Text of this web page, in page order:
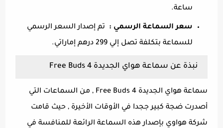
ساعة.
سعر السماعة الرسمي :
تم إصدار السعر الرسمي
للسماعة بتكلفة تصل إلي 299 درهم إماراتي.
نبذة عن سماعة هواي الجديدة Free Buds 4
سماعة هواي الجديدة Free Buds 4 , من السماعات التي
أصدرت ضجة كبير ججدا في الأوقات الأخيرة , حيث قامت
شركة هواوي بإصدار هذه السماعة الرائعة للمنافسة في